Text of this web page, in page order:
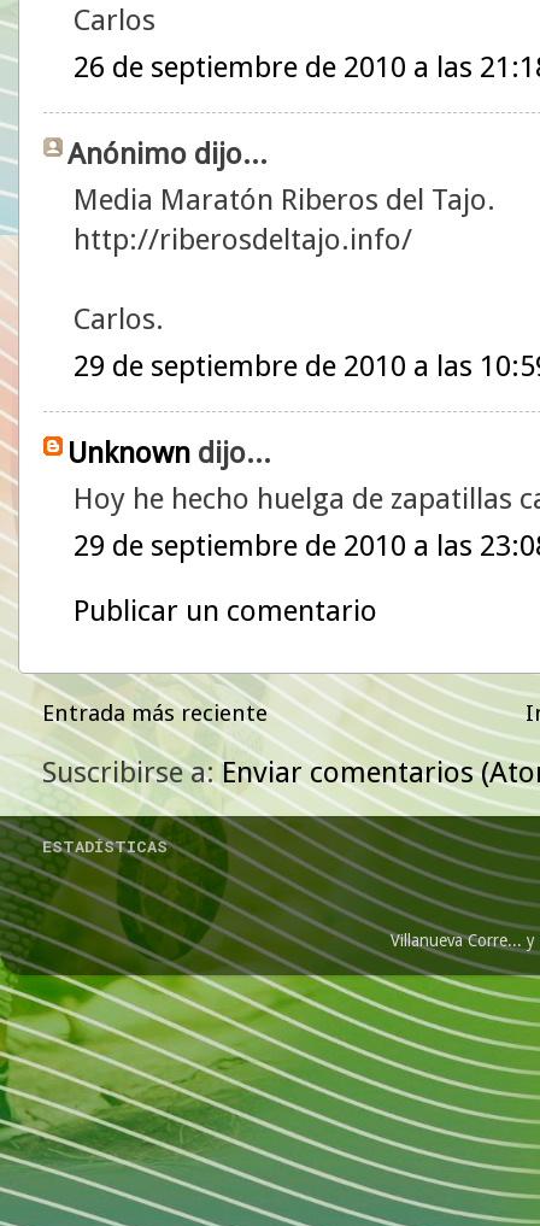
Carlos
26 de septiembre de 2010 a las
Anónimo dijo...
Media Maratón Riberos del Tajo.
http://riberosdeltajo.info/
Carlos.
29 de septiembre de 2010 a las
Unknown dijo...
Hoy he hecho huelga de zapatillas
29 de septiembre de 2010 a las
Publicar un comentario
Entrada más reciente
Suscribirse a:Enviar comentarios
ESTADÍSTICAS
Villanueva Corre...